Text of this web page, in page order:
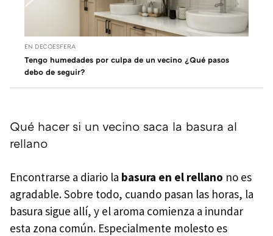
EN DECOESFERA
Tengo humedades por culpa de un vecino ¿Qué pasos
debo de seguir?
Qué hacer si un vecino saca la basura al
rellano
Encontrarse a diario la basura en el rellano no es
agradable. Sobre todo, cuando pasan las horas, la
basura sigue allí, y el aroma comienza a inundar
esta zona común. Especialmente molesto es